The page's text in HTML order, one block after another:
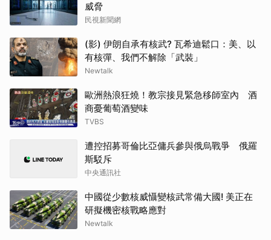
威脅
民視新聞網
(影) 伊朗自承有核武? 瓦希迪鬆口：美、以
有核彈、我們不解除「武裝」
Newtalk
歐洲熱浪狂燒！教宗接見緊急移師室內 酒
商憂葡萄酒變味
TVBS
遭控招募哥倫比亞傭兵參與俄烏戰爭 俄羅
斯駁斥
中央通訊社
中國從少數核威懾變核武常備大國! 美正在
研擬機密核戰略應對
Newtalk